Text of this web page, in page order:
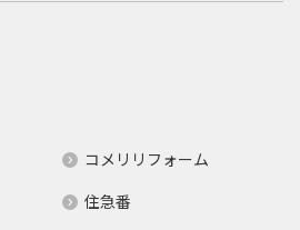
コメリリフォーム
住急番